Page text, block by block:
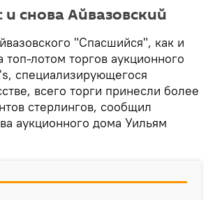
снова Айвазовский
"Спасшийся", как и
топ-лотом торгов аукционного
специализирующегося
всего торги принесли более
стерлингов, сообщил
аукционного дома Уильям